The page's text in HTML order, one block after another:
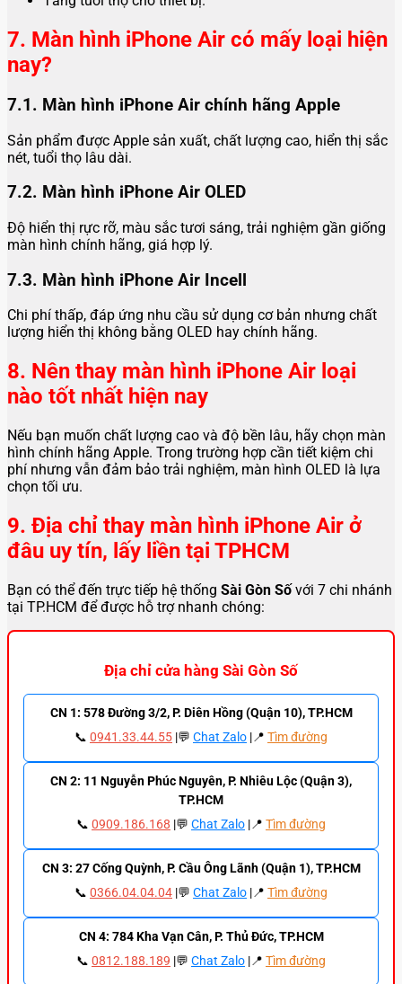
7. Màn hình iPhone Air có mấy loại hiện
nay?
7.1. Màn hình iPhone Air chính hãng Apple
Sản phẩm được Apple sản xuất, chất lượng cao, hiển thị sắc
nét, tuổi thọ lâu dài.
7.2. Màn hình iPhone Air OLED
Độ hiển thị rực rỡ, màu sắc tươi sáng, trải nghiệm gần giống
màn hình chính hãng, giá hợp lý.
7.3. Màn hình iPhone Air Incell
Chi phí thấp, đáp ứng nhu cầu sử dụng cơ bản nhưng chất
lượng hiển thị không bằng OLED hay chính hãng.
8. Nên thay màn hình iPhone Air loại
nào tốt nhất hiện nay
Nếu bạn muốn chất lượng cao và độ bền lâu, hãy chọn màn
hình chính hãng Apple. Trong trường hợp cần tiết kiệm chi
phí nhưng vẫn đảm bảo trải nghiệm, màn hình OLED là lựa
chọn tối ưu.
9. Địa chỉ thay màn hình iPhone Air ở
đâu uy tín, lấy liền tại TPHCM
Bạn có thể đến trực tiếp hệ thống Sài Gòn Sốvới 7 chi nhánh
tại TP.HCM để được hỗ trợ nhanh chóng:
Địa chỉ cửa hàng Sài Gòn Số
CN 1: 578 Đường 3/2, P. Diên Hồng (Quận 10), TP.HCM
📞 0941.33.44.55 |💬 Chat Zalo |📍 Tìm đường
CN 2: 11 Nguyễn Phúc Nguyên, P. Nhiêu Lộc (Quận 3),
TP.HCM
📞 0909.186.168 |💬 Chat Zalo |📍 Tìm đường
CN 3: 27 Cống Quỳnh, P. Cầu Ông Lãnh (Quận 1), TP.HCM
📞 0366.04.04.04 |💬 Chat Zalo |📍 Tìm đường
CN 4: 784 Kha Vạn Cân, P. Thủ Đức, TP.HCM
📞 0812.188.189 |💬 Chat Zalo |📍 Tìm đường